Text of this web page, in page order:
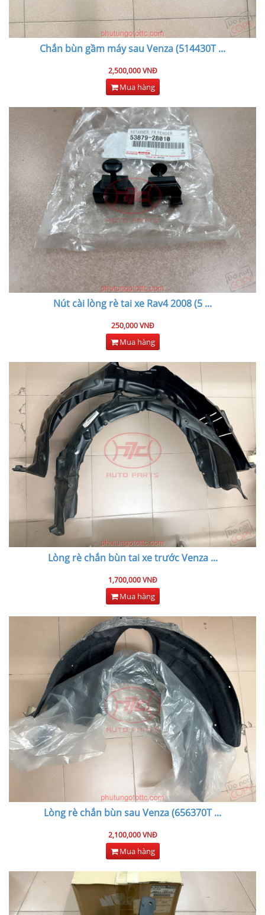
Chắn bùn gầm máy sau Venza (514430T...
2,500,000 VNĐ
Mua hàng
Nút cài lòng rè tai xe Rav4 2008 (5 ...
250,000 VNĐ
Mua hàng
Lòng rè chắn bùn tai xe trước Venza...
1,700,000 VNĐ
Mua hàng
Lòng rè chắn bùn sau Venza (656370T...
2,100,000 VNĐ
Mua hàng